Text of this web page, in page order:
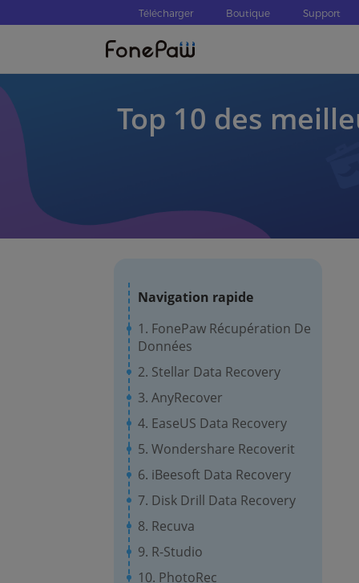
Télécharger Boutique Support
Top 10 des
Navigation rapide
1. FonePaw Récupération De
Données
2. Stellar Data Recovery
3. AnyRecover
4. EaseUS Data Recovery
5. Wondershare Recoverit
6. iBeesoft Data Recovery
7. Disk Drill Data Recovery
8. Recuva
9. R-Studio
10. PhotoRec